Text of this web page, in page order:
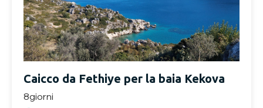
Caicco da Fethiye per la baia Kekova
8giorni